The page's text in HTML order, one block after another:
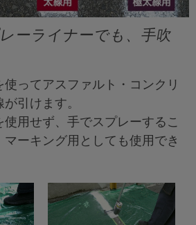
ーライナーでも、手吹
使ってアスファルト・コンクリ
引けます。
用せず、手でスプレーするこ
マーキング用としても使用でき